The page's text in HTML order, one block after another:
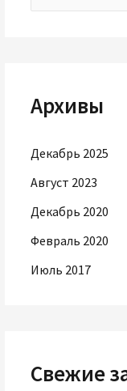
к
Архивы
Декабрь 2025
Август 2023
Декабрь 2020
Февраль 2020
Июль 2017
Свежие